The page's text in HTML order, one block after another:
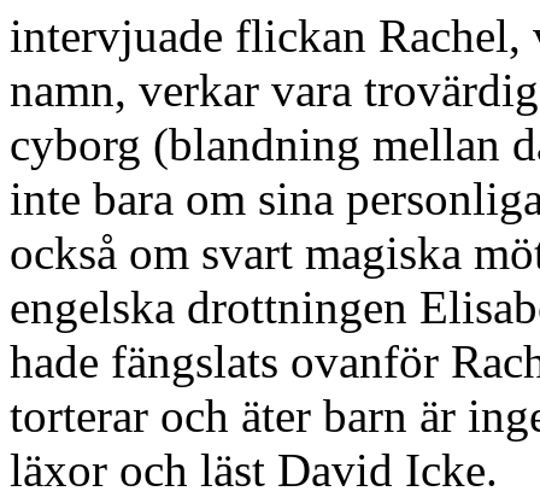
intervjuade flickan
namn, verkar vara
cyborg (blandning mellan
inte bara om sina
också om svart magiska
engelska drottningen
hade fängslats ovanför
torterar och äter barn är
läxor och läst David Icke.